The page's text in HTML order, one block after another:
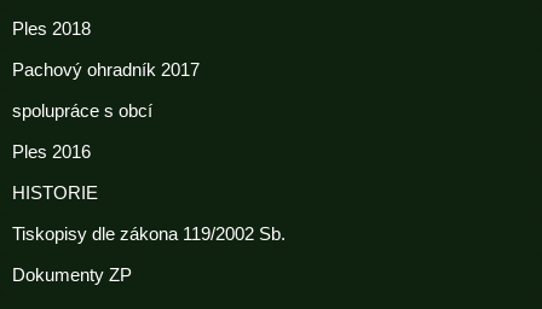
Ples 2018
Pachový ohradník 2017
spolupráce s obcí
Ples 2016
HISTORIE
Tiskopisy dle zákona 119/2002 Sb.
Dokumenty ZP